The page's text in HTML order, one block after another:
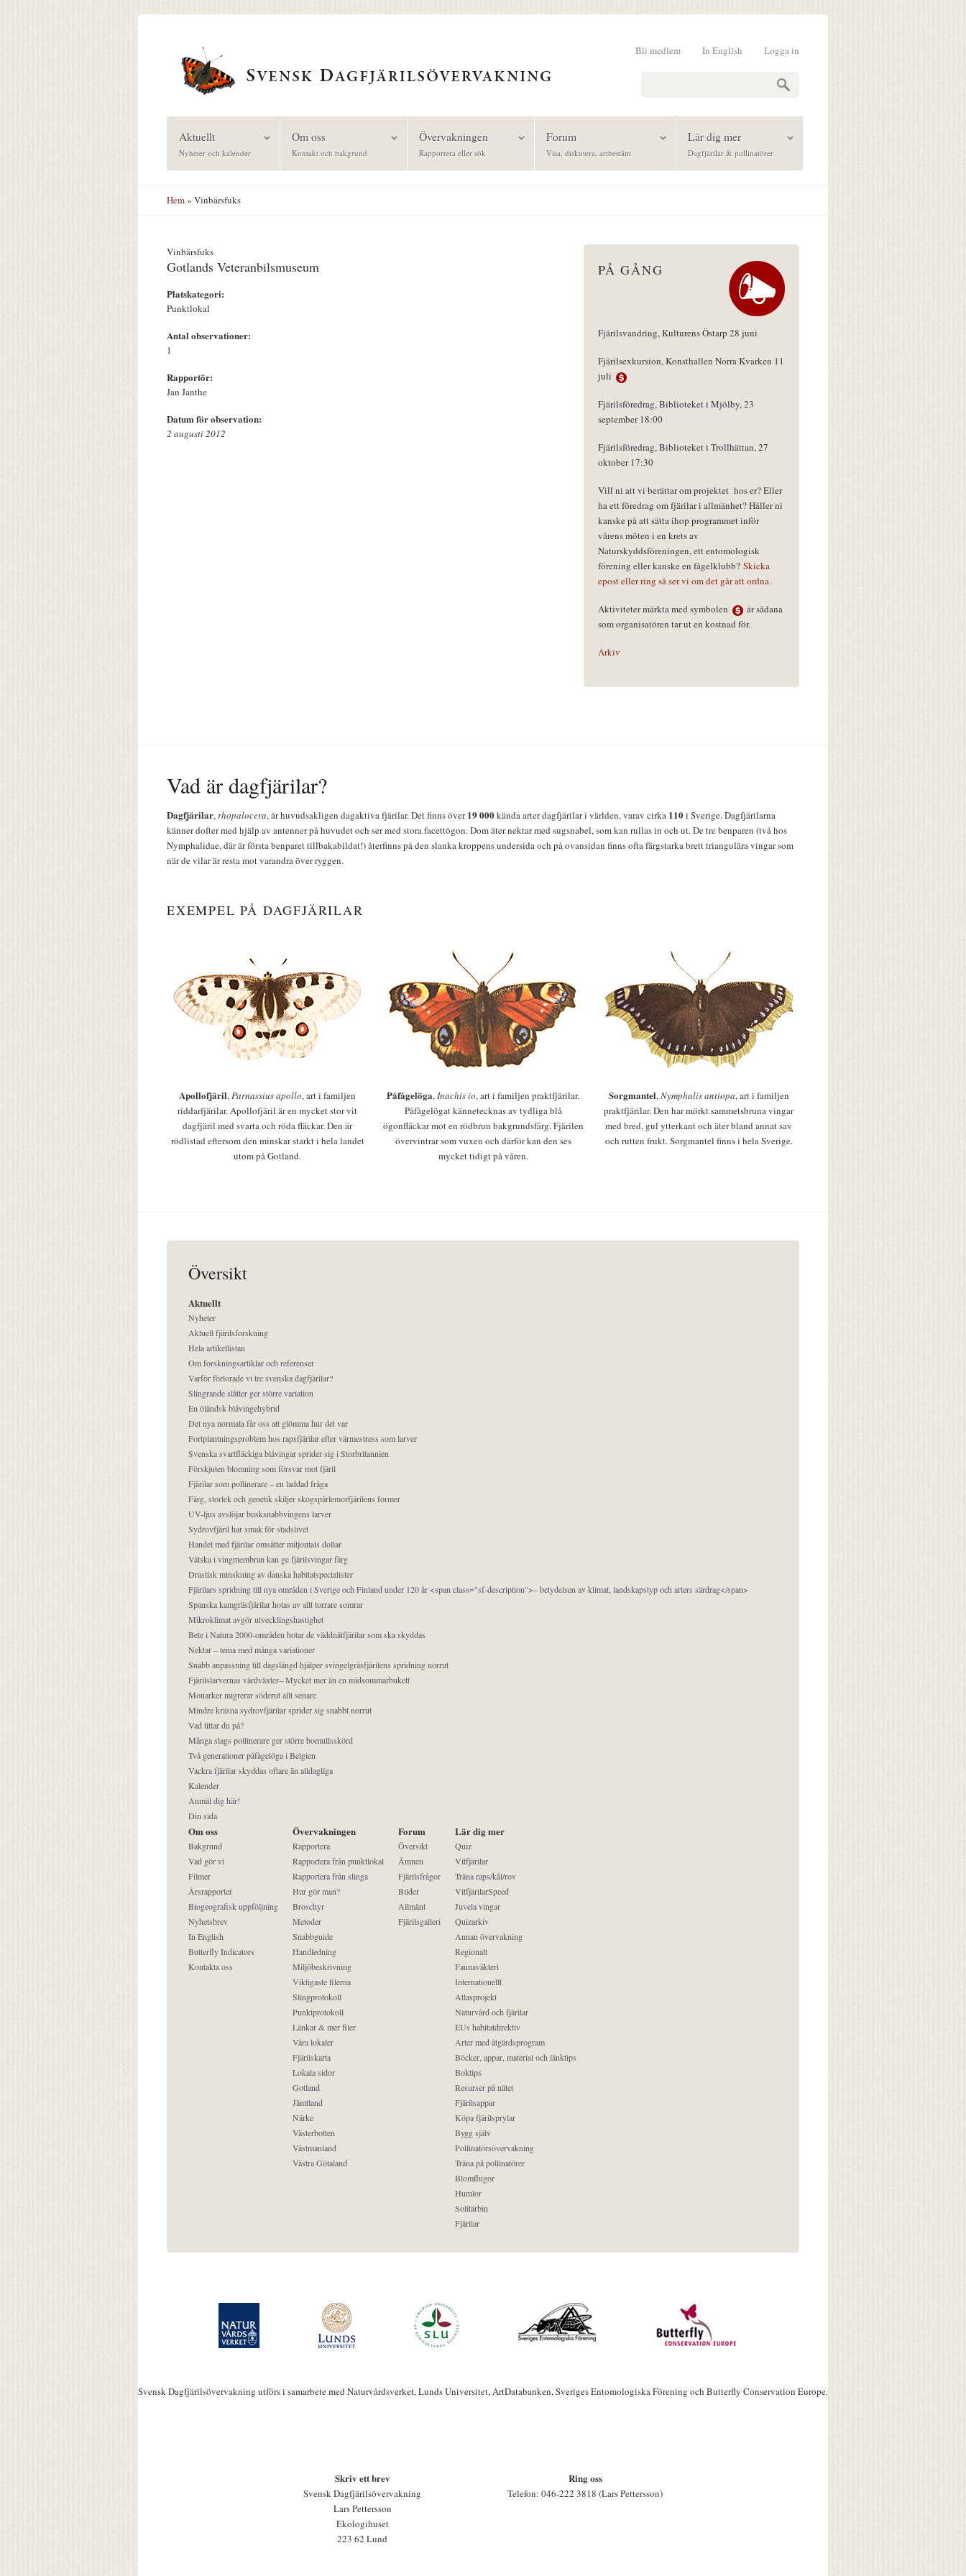
Logga in
In English
Bli medlem
Aktuellt
Nyheter och kalender
Om oss
Kontakt och bakgrund
Övervakningen
Rapportera eller sök
Forum
Visa, diskutera, artbestäm
Lär dig mer
Dagfjärilar & pollinatörer
Hem» Vinbärsfuks
Vinbärsfuks
Gotlands Veteranbilsmuseum
Platskategori:
Punktlokal
Antal observationer:
1
Rapportör:
Jan Janthe
Datum för observation:
2 augusti 2012
PÅ GÅNG
Fjärilsvandring, Kulturens Östarp 28 juni
Fjärilsexkursion, Konsthallen Norra Kvarken 11
juli
Fjärilsföredrag, Biblioteket i Mjölby, 23
september 18:00
Fjärilsföredrag, Biblioteket i Trollhättan, 27
oktober 17:30
Vill ni att vi berättar om projektet hos er? Eller
ha ett föredrag om fjärilar i allmänhet? Håller ni
kanske på att sätta ihop programmet inför
vårens möten i en krets av
Naturskyddsföreningen, ett entomologisk
förening eller kanske en fågelklubb? Skicka
epost eller ring så ser vi om det går att ordna.
Aktiviteter märkta med symbolen
är sådana
som organisatören tar ut en kostnad för.
Arkiv
Vad är dagfjärilar?
Dagfjärilar,rhopalocera, är huvudsakligen dagaktiva fjärilar. Det finns över19 000kända arter dagfjärilar i världen, varav cirka 110i Sverige. Dagfjärilarna
känner dofter med hjälp av antenner på huvudet och ser med stora facettögon. Dom äter nektar med sugsnabel, som kan rullas in och ut. De tre benparen (två hos
Nymphalidae, där är första benparet tillbakabildat!) återfinns på den slanka kroppens undersida och på ovansidan finns ofta färgstarka brett triangulära vingar som
när de vilar är resta mot varandra över ryggen.
EXEMPEL PÅ DAGFJÄRILAR
Apollofjäril,Parnassius apollo, art i familjen
riddarfjärilar. Apollofjäril är en mycket stor vit
dagfjäril med svarta och röda fläckar. Den är
rödlistad eftersom den minskar starkt i hela landet
utom på Gotland.
Påfågelöga,Inachis io, art i familjen praktfjärilar.
Påfågelögat kännetecknas av tydliga blå
ögonfläckar mot en rödbrun bakgrundsfärg. Fjärilen
övervintrar som vuxen och därför kan den ses
mycket tidigt på våren.
Sorgmantel,Nymphalis antiopa, art i familjen
praktfjärilar. Den har mörkt sammetsbruna vingar
med bred, gul ytterkant och äter bland annat sav
och rutten frukt. Sorgmantel finns i hela Sverige.
Översikt
Aktuellt
Nyheter
Aktuell fjärilsforskning
Hela artikellistan
Om forskningsartiklar och referenser
Varför förlorade vi tre svenska dagfjärilar?
Slingrande slåtter ger större variation
En öländsk blåvingehybrid
Det nya normala får oss att glömma hur det var
Fortplantningsproblem hos rapsfjärilar efter värmestress som larver
Svenska svartfläckiga blåvingar sprider sig i Storbritannien
Förskjuten blomning som försvar mot fjäril
Fjärilar som pollinerare – en laddad fråga
Färg, storlek och genetik skiljer skogspärlemorfjärilens former
UV-ljus avslöjar busksnabbvingens larver
Sydrovfjäril har smak för stadslivet
Handel med fjärilar omsätter miljontals dollar
Vätska i vingmembran kan ge fjärilsvingar färg
Drastisk minskning av danska habitatspecialister
Fjärilars spridning till nya områden i Sverige och Finland under 120 år <span class="sf-description">– betydelsen av klimat, landskapstyp och arters särdrag</span>
Spanska kamgräsfjärilar hotas av allt torrare somrar
Mikroklimat avgör utvecklingshastighet
Bete i Natura 2000-områden hotar de väddnätfjärilar som ska skyddas
Nektar – tema med många variationer
Snabb anpassning till dagslängd hjälper svingelgräsfjärilens spridning norrut
Fjärilslarvernas värdväxter– Mycket mer än en midsommarbukett
Monarker migrerar söderut allt senare
Mindre kräsna sydrovfjärilar sprider sig snabbt norrut
Vad tittar du på?
Många slags pollinerare ger större bomullsskörd
Två generationer påfågelöga i Belgien
Vackra fjärilar skyddas oftare än alldagliga
Kalender
Anmäl dig här!
Din sida
Om oss
Bakgrund
Vad gör vi
Filmer
Årsrapporter
Biogeografisk uppföljning
Nyhetsbrev
In English
Butterfly Indicators
Kontakta oss
Övervakningen
Rapportera
Rapportera från punktlokal
Rapportera från slinga
Hur gör man?
Broschyr
Metoder
Snabbguide
Handledning
Miljöbeskrivning
Viktigaste filerna
Slingprotokoll
Punktprotokoll
Länkar & mer filer
Våra lokaler
Fjärilskarta
Lokala sidor
Gotland
Jämtland
Närke
Västerbotten
Västmanland
Västra Götaland
Forum
Översikt
Ämnen
Fjärilsfrågor
Bilder
Allmänt
Fjärilsgalleri
Lär dig mer
Quiz
Vitfjärilar
Träna raps/kål/rov
VitfjärilarSpeed
Juvela vingar
Quizarkiv
Annan övervakning
Regionalt
Faunaväkteri
Internationellt
Atlasprojekt
Naturvård och fjärilar
EUs habitatdirektiv
Arter med åtgärdsprogram
Böcker, appar, material och länktips
Boktips
Resurser på nätet
Fjärilsappar
Köpa fjärilsprylar
Bygg själv
Pollinatörsövervakning
Träna på pollinatörer
Blomflugor
Humlor
Solitärbin
Fjärilar
Svensk Dagfjärilsövervakning utförs i samarbete med Naturvårdsverket, Lunds Universitet, ArtDatabanken, Sveriges Entomologiska Förening och Butterfly Conservation Europe.
Skriv ett brev
Svensk Dagfjärilsövervakning
Lars Pettersson
Ekologihuset
223 62 Lund
Ring oss
Telefon: 046-222 3818 (Lars Pettersson)